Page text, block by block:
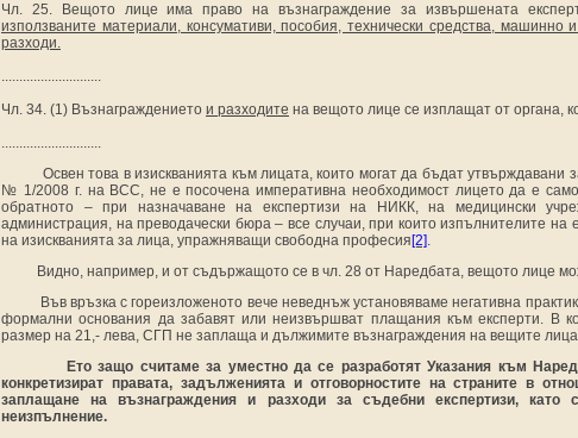
Чл. 25. Вещото лице има право на възнаграждение за извършената
използваните материали, консумативи, пособия, технически средства,
разходи.
............................
Чл. 34. (1) Възнаграждението и разходите на вещото лице се изплащат от органа,
............................
Освен това в изискванията към лицата, които могат да бъдат
№ 1/2008 г. на ВСС, не е посочена императивна необходимост лицето да е
обратното – при назначаване на експертизи на НИКК, на медицински
администрация, на преводачески бюра – все случаи, при които изпълнителите на
на изискванията за лица, упражняващи свободна професия [2].
Видно, например, и от съдържащото се в чл. 28 от Наредбата, вещото лице
Във връзка с гореизложеното вече неведнъж установяваме негативна
формални основания да забавят или неизвършват плащания към експерти. В
размер на 21,- лева, СГП не заплаща и дължимите възнаграждения на вещите
Ето защо считаме за уместно да се разработят Указания към
конкретизират правата, задълженията и отговорностите на страните в
заплащане на възнаграждения и разходи за съдебни експертизи,
неизпълнение.